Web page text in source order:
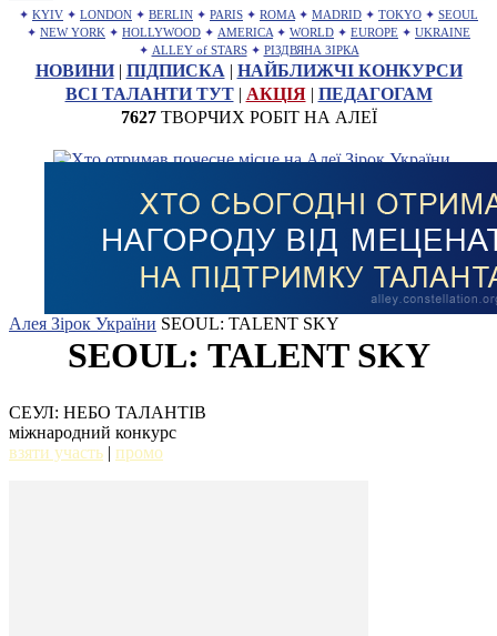
✦ KYIV ✦ LONDON ✦ BERLIN ✦ PARIS ✦ ROMA ✦ MADRID ✦ TOKYO ✦ SEOUL
✦ NEW YORK ✦ HOLLYWOOD ✦ AMERICA ✦ WORLD ✦ EUROPE ✦ UKRAINE
✦ ALLEY of STARS ✦ РІЗДВЯНА ЗІРКА
НОВИНИ| ПІДПИСКА | НАЙБЛИЖЧІ КОНКУРСИ
ВСІ ТАЛАНТИ ТУТ| АКЦІЯ| ПЕДАГОГАМ
7627ТВОРЧИХ РОБІТ НА АЛЕЇ
Алея Зірок України SEOUL: TALENT SKY
SEOUL: TALENT SKY
СЕУЛ: НЕБО ТАЛАНТІВ
міжнародний конкурс
взяти участь | промо